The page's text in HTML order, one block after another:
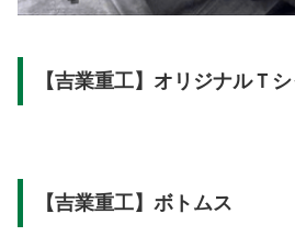
【吉業重工】オリジナルＴ
【吉業重工】ボトムス